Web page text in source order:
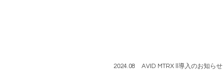
2024.08 AVID MTRX ll導入のお知らせ